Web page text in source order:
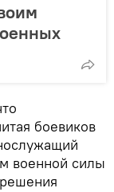
боевиков
военной силы